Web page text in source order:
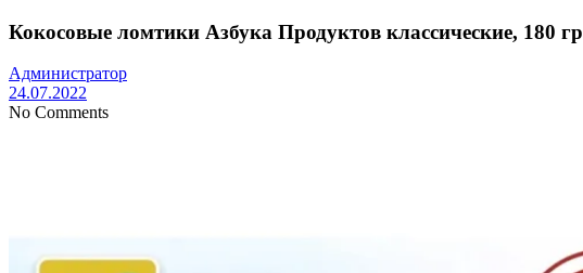
Кокосовые ломтики Азбука Продуктов классические, 180 гр
Администратор
24.07.2022
No Comments